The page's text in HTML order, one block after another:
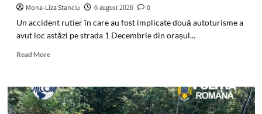
șoferiță
a
răsturnat
Mona-Liza Stanciu
6 august 2026
0
Un accident rutier în care au fost implicate două autoturisme a
avut loc astăzi pe strada 1 Decembrie din orașul...
Read MoreRead
Impact
între
două